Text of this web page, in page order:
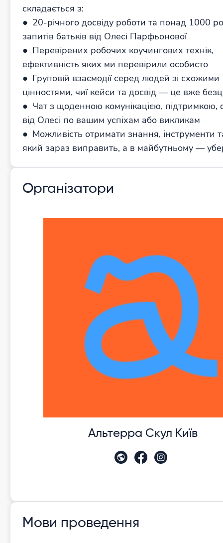
складається з:
● 20-річного досвіду роботи та понад 1000
запитів батьків від Олесі Парфьонової
● Перевірених робочих коучингових технік,
ефективність яких ми перевірили особисто
● Груповій взаємодії серед людей зі схожими
цінностями, чиї кейси та досвід — це вже
● Чат з щоденною комунікацією, підтримкою,
від Олесі по вашим успіхам або викликам
● Можливість отримати знання, інструменти
який зараз виправить, а в майбутньому —
Організатори
Альтерра Скул Київ
Мови проведення